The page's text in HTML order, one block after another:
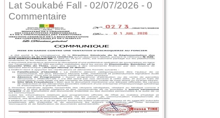
Lat Soukabé Fall - 02/07/2026 - 0
Commentaire